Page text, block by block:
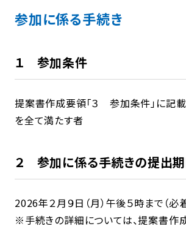
参加に係る手続き
１ 参加条件
提案書作成要領「３ 参加条件」に記
を全て満たす者
２ 参加に係る手続きの提出
2026年２月９日（月）午後５時まで（必着
※手続きの詳細については、提案書作